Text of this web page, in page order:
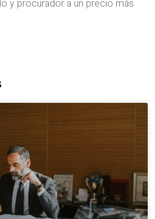
y procurador a un precio más